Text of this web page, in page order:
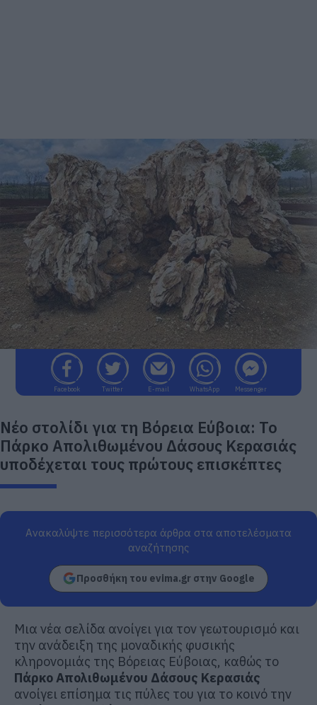
Facebook Twitter E-mail WhatsApp Messenger
Νέο στολίδι για τη Βόρεια Εύβοια: Το
Πάρκο Απολιθωμένου Δάσους Κερασιάς
υποδέχεται τους πρώτους επισκέπτες
Ανακαλύψτε περισσότερα άρθρα στα αποτελέσματα
αναζήτησης
Προσθήκη του evima.gr στην Google
Μια νέα σελίδα ανοίγει για τον γεωτουρισμό και
την ανάδειξη της μοναδικής φυσικής
κληρονομιάς της Βόρειας Εύβοιας, καθώς το
Πάρκο Απολιθωμένου Δάσους Κερασιάς
ανοίγει επίσημα τις πύλες του για το κοινό την